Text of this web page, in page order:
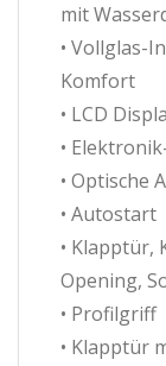
mit
• Vollglas-
Komfort
• LCD
•
• Optische
• Autostart
• Klapptür,
Opening,
• Profilgriff
• Klapptür